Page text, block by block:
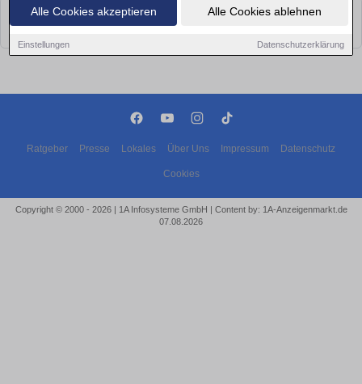
Alle Cookies akzeptieren Alle Cookies ablehnen
Einstellungen Datenschutzerklärung
Leider konnten wir derzeit keine passenden Objekte finden. Schauen Sie
bald wieder vorbei!
Ratgeber Presse Lokales Über Uns Impressum Datenschutz
Cookies
Copyright © 2000 - 2026 | 1A Infosysteme GmbH | Content by: 1A-Anzeigenmarkt.de
07.08.2026